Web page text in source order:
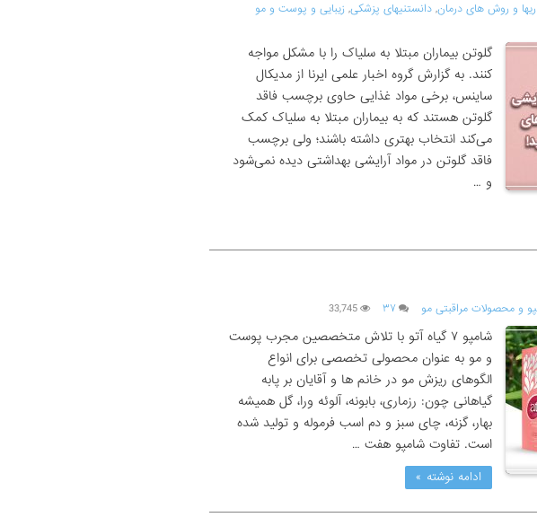
و روش های درمان, دانستنیهای پزشکی, زیبایی و پوست و مو
گلوتن بیماران مبتلا به سلیاک را با مشکل مواجه
کنند. به گزارش گروه اخبار علمی ایرنا از مدیکال
ساینس، برخی مواد غذایی حاوی برچسب فاقد
گلوتن هستند که به بیماران مبتلا به سلیاک کمک
می‌کند انتخاب بهتری داشته باشند؛ ولی برچسب
فاقد گلوتن در مواد آرایشی بهداشتی دیده نمی‌شود
و …
و محصولات مراقبتی مو ۳۷ 33,745
شامپو ۷ گیاه آتو با تلاش متخصصین مجرب پوست
و مو به عنوان محصولی تخصصی برای انواع
الگوهای ریزش مو در خانم ها و آقایان بر پابه
گیاهانی چون: رزماری، بابونه، آلوئه ورا، گل همیشه
بهار، گزنه، چای سبز و دم اسب فرموله و تولید شده
است. تفاوت شامپو هفت …
ادامه نوشته »